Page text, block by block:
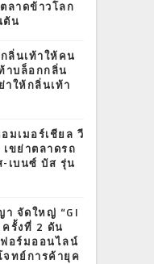
ลาดข้าวโลก
ตัน
ลิ่นเท้าให้คน
าบล็อกกลิ่น
ให้กลิ่นเท้า
มเมอร์เชียล วี
ขย่าตลาดรถ
-เบนซ์ บัส รุ่น
จัดใหญ่ “GI
รั้งที่ 2 ดัน
อร์มออนไลน์
ทย์การค้ายุค